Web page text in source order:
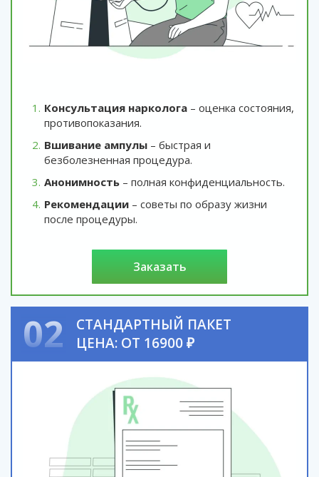
Консультация нарколога – оценка состояния,
противопоказания.
Вшивание ампулы – быстрая и
безболезненная процедура.
Анонимность – полная конфиденциальность.
Рекомендации – советы по образу жизни
после процедуры.
заказать
02
СТАНДАРТНЫЙ ПАКЕТ
ЦЕНА: ОТ 16900 ₽